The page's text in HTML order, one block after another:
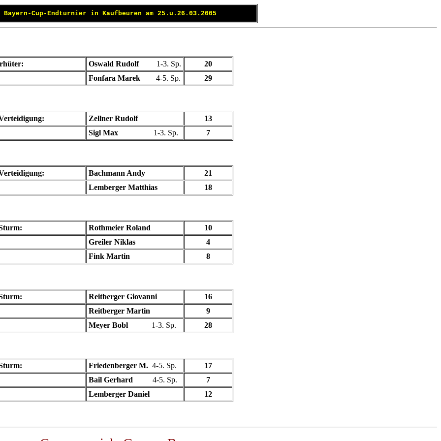
Bayern-Cup-Endturnier in Kaufbeuren am 25.u.26.03.2005
Oswald Rudolf 1-3. Sp.
20
Fonfara Marek 4-5. Sp. 29
Zellner Rudolf
13
Sigl Max 1-3. Sp. 7
Bachmann Andy
21
Lemberger Matthias
18
Rothmeier Roland
10
Greiler Niklas
4
Fink Martin
8
Reitberger Giovanni
16
Reitberger Martin
9
Meyer Bobl
1-3. Sp. 28
Friedenberger M. 4-5. Sp.
17
Bail Gerhard 4-5. Sp.
7
Lemberger Daniel
12